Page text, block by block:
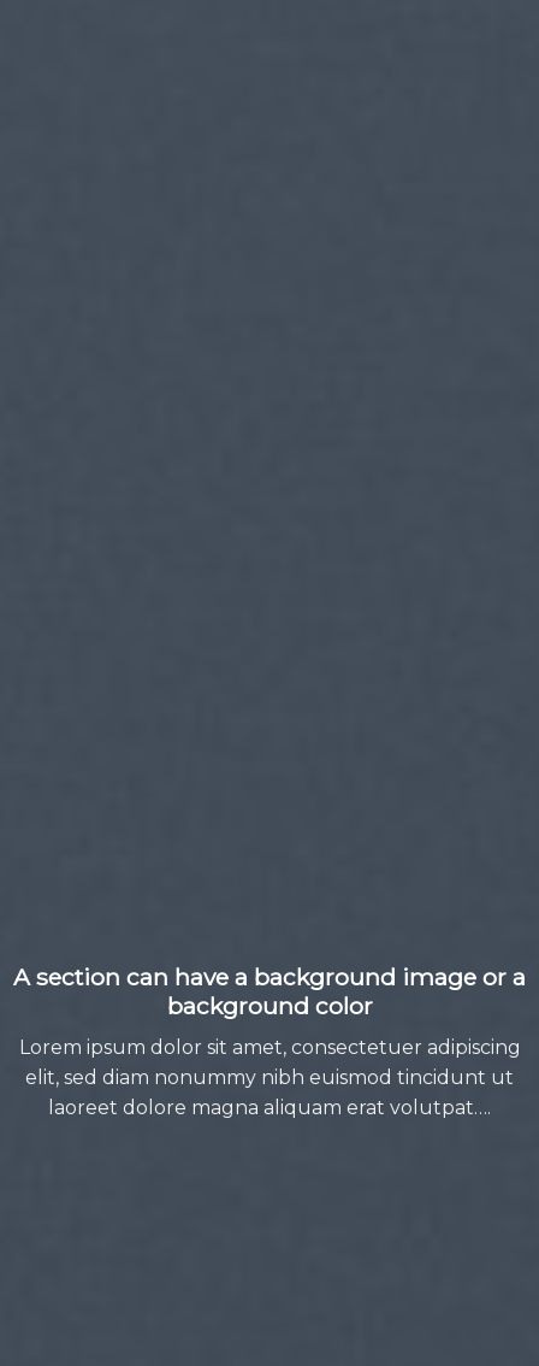
A section can have a background image or a
background color
Lorem ipsum dolor sit amet, consectetuer adipiscing
elit, sed diam nonummy nibh euismod tincidunt ut
laoreet dolore magna aliquam erat volutpat….